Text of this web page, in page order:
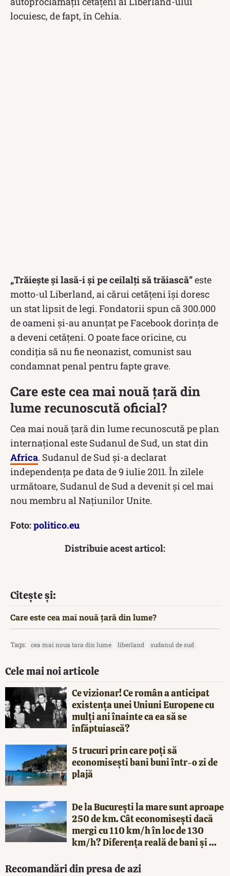
locuiesc, de fapt, în Cehia.
„Trăiește și lasă-i și pe ceilalți să trăiască”este
motto-ul Liberland, ai cărui cetățeni își doresc
un stat lipsit de legi. Fondatorii spun că 300.000
de oameni și-au anunțat pe Facebook dorința de
a deveni cetățeni. O poate face oricine, cu
condiția să nu fie neonazist, comunist sau
condamnat penal pentru fapte grave.
Care este cea mai nouă țară din
lume recunoscută oficial?
Cea mai nouă țară din lume recunoscută pe plan
internațional este Sudanul de Sud, un stat din
Africa. Sudanul de Sud și-a declarat
independența pe data de 9 iulie 2011. În zilele
următoare, Sudanul de Sud a devenit și cel mai
nou membru al Națiunilor Unite.
Foto:politico.eu
Distribuie acest articol:
Citește și:
Care este cea mai nouă țară din lume?
Tags: cea mai noua tara din lume liberland sudanul de sud
Cele mai noi articole
Ce vizionar! Ce român a anticipat
existența unei Uniuni Europene cu
mulți ani înainte ca ea să se
înfăptuiască?
5 trucuri prin care poți să
economisești bani buni într-o zi de
plajă
De la București la mare sunt aproape
250 de km. Cât economisești dacă
mergi cu 110 km/h în loc de 130
km/h? Diferența reală de bani și ...
Recomandări din presa de azi